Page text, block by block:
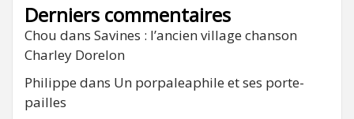
Derniers commentaires
Chou dans Savines : l’ancien village chanson
Charley Dorelon
Philippe dans Un porpaleaphile et ses porte-
pailles